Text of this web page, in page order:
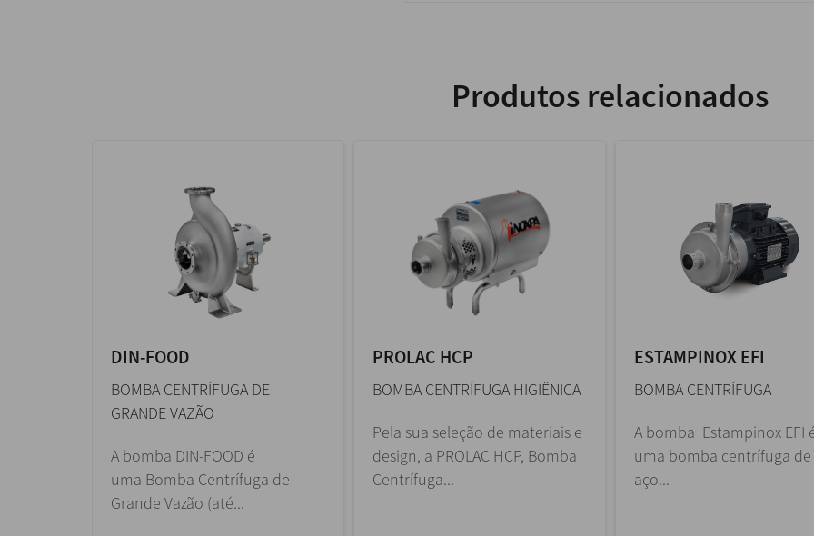
Produtos relacionados
DIN-FOOD
BOMBA CENTRÍFUGA DE
GRANDE VAZÃO
A bomba DIN-FOOD é
uma Bomba Centrífuga de
Grande Vazão (até...
PROLAC HCP
BOMBA CENTRÍFUGA HIGIÊNICA
Pela sua seleção de materiais e
design, a PROLAC HCP, Bomba
Centrífuga...
ESTAMPINOX EFI
BOMBA CENTRÍFUGA
A bomba Estampinox EFI
uma bomba centrífuga de
aço...